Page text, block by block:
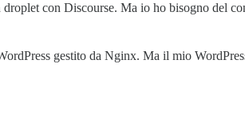
droplet con Discourse. Ma io ho bisogno del
gestito da Nginx. Ma il mio